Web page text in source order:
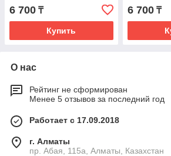
6 700 ₸
Купить
6 700₸
О нас
Рейтинг не сформирован
Менее 5 отзывов за последний год
Работает с 17.09.2018
г. Алматы
пр. Абая, 115а, Алматы, Казахстан